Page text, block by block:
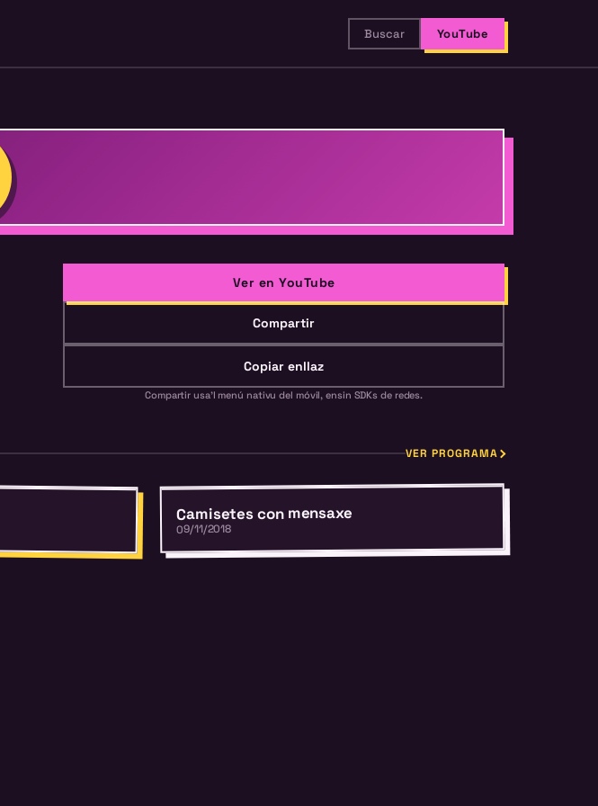
Buscar YouTube
Ver en YouTube
Compartir
Copiar enllaz
Compartir usa'l menú nativu del móvil, ensin SDKs de redes.
VER PROGRAMA
Camisetes con mensaxe
09/11/2018